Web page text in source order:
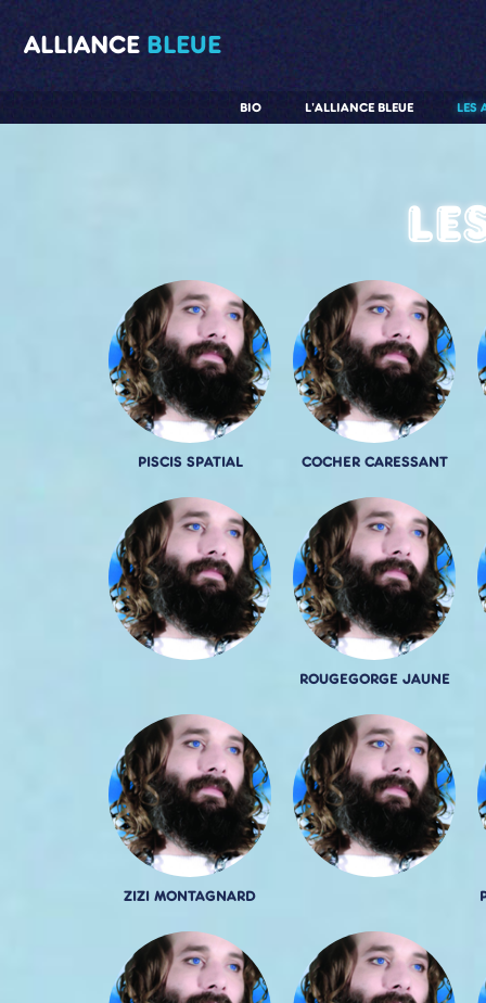
ALLIANCE BLEUE
LES
L'ALLIANCE BLEUE
BIO
PISCIS SPATIAL COCHER CARESSANT
ROUGEGORGE JAUNE
ZIZI MONTAGNARD